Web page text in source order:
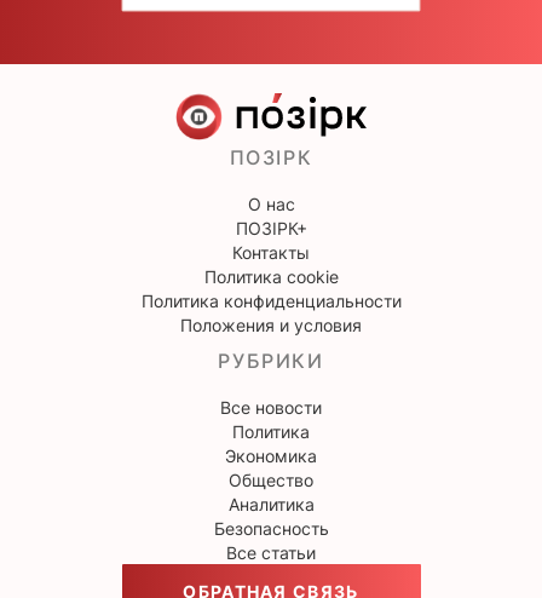
ПОЗІРК
О нас
ПОЗІРК+
Контакты
Политика cookie
Политика конфиденциальности
Положения и условия
РУБРИКИ
Все новости
Политика
Экономика
Общество
Аналитика
Безопасность
Все статьи
ОБРАТНАЯ СВЯЗЬ